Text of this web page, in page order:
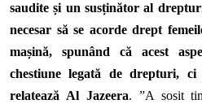
saudite și un susținător al
necesar să se acorde drept
mașină, spunând că acest
chestiune legată de drepturi, ci
relatează Al Jazeera. ”A sosit